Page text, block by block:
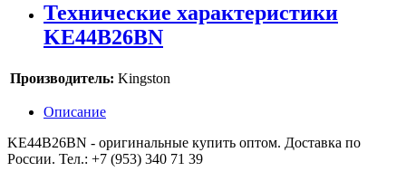
Технические характеристики
KE44B26BN
Производитель: Kingston
Описание
KE44B26BN - оригинальные купить оптом. Доставка по
России. Тел.: +7 (953) 340 71 39